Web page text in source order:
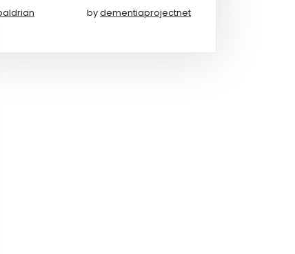
bydementiaprojectnet